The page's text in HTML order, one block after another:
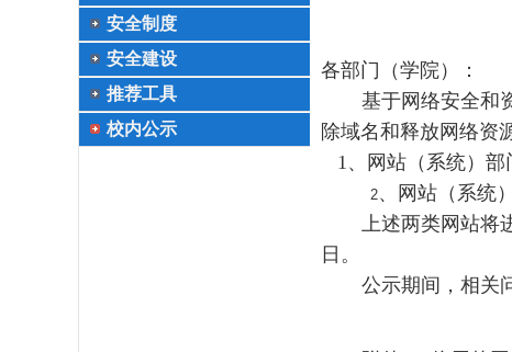
安全制度
安全建设
推荐工具
校内公示
各部门（学院）：
基于网络安全和
除域名和释放网络资
1、网站（系统）部
2、网站（系统
上述两类网站将
日。
公示期间，相关